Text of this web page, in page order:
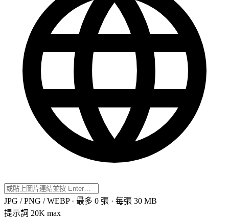
JPG / PNG / WEBP · 最多 0 張 · 每張 30 MB
提示詞 20K max